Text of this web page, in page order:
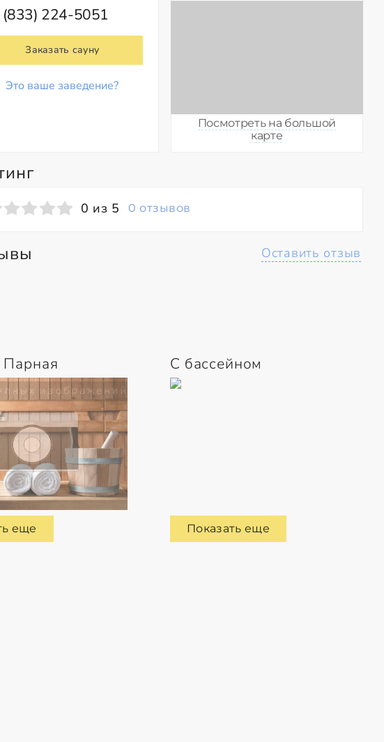
(833) 224-5051
Заказать сауну
Это ваше заведение?
Посмотреть на большой
карте
0 из 5 0 отзывов
Оставить отзыв
еще
С бассейном
Показать еще